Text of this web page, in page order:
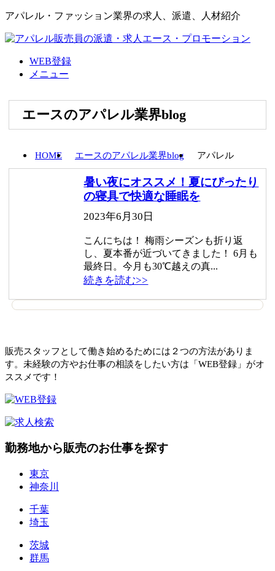
アパレル・ファッション業界の求人、派遣、人材紹介
WEB登録
メニュー
エースのアパレル業界blog
HOME エースのアパレル業界blog アパレル
暑い夜にオススメ！夏にぴったり
の寝具で快適な睡眠を
2023年6月30日
こんにちは！ 梅雨シーズンも折り返
し、夏本番が近づいてきました！ 6月も
最終日。今月も30℃越えの真...
続きを読む>>
販売スタッフとして働き始めるためには２つの方法がありま
す。未経験の方やお仕事の相談をしたい方は「WEB登録」がオ
ススメです！
勤務地から販売のお仕事を探す
東京
神奈川
千葉
埼玉
茨城
群馬